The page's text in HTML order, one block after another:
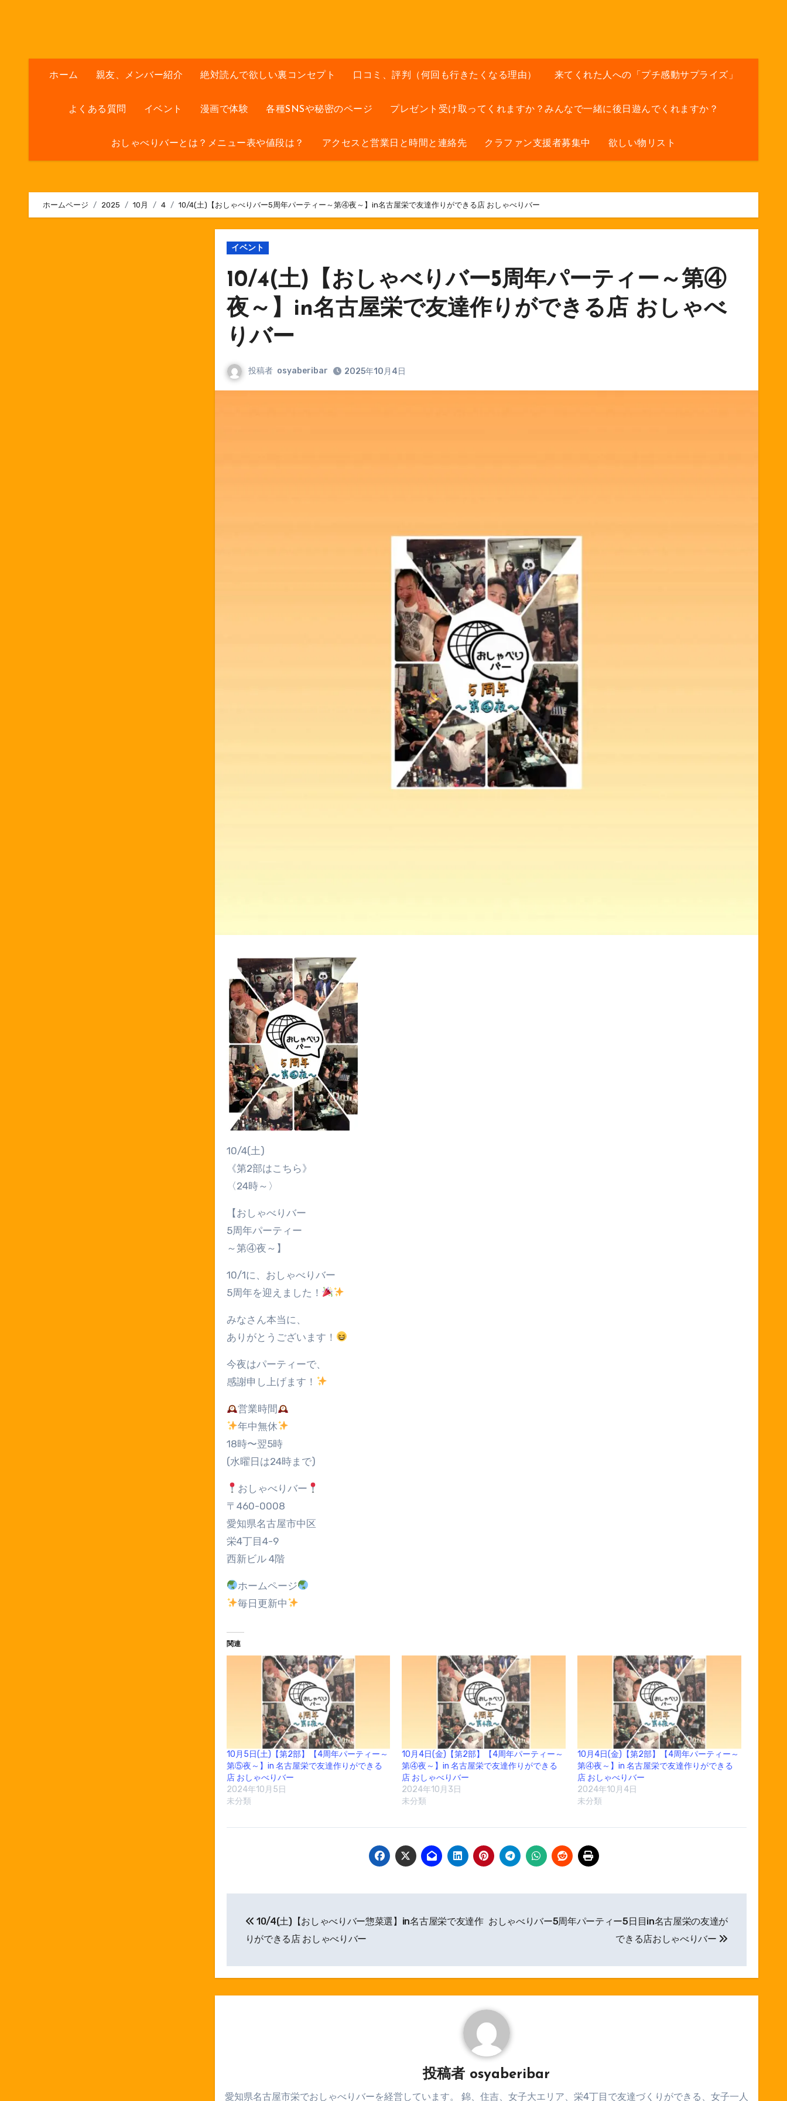
ホーム 親友、メンバー紹介 絶対読んで欲しい裏コンセプト 口コミ、評判（何回も行きたくなる理由） 来てくれた人への「プチ感動サプライズ」
よくある質問 イベント 漫画で体験 各種SNSや秘密のページ プレゼント受け取ってくれますか？みんなで一緒に後日遊んでくれますか？
おしゃべりバーとは？メニュー表や値段は？ アクセスと営業日と時間と連絡先 クラファン支援者募集中 欲しい物リスト
ホームページ 2025 10月 4 10/4(土)【おしゃべりバー5周年パーティー～第④夜～】in名古屋栄で友達作りができる店 おしゃべりバー
イベント
10/4(土)【おしゃべりバー5周年パーティー～第④
夜～】in名古屋栄で友達作りができる店 おしゃべ
りバー
投稿者 osyaberibar 2025年10月4日
10/4(土)
《第2部はこちら》
〈24時～〉
【おしゃべりバー
5周年パーティー
～第④夜～】
10/1に、おしゃべりバー
5周年を迎えました！
みなさん本当に、
ありがとうございます！
今夜はパーティーで、
感謝申し上げます！
営業時間
年中無休
18時〜翌5時
(水曜日は24時まで)
おしゃべりバー
〒460-0008
愛知県名古屋市中区
栄4丁目4-9
西新ビル 4階
ホームページ
毎日更新中
関連
10月5日(土)【第2部】【4周年パーティー～
第⑤夜～】in 名古屋栄で友達作りができる
店 おしゃべりバー
2024年10月5日
未分類
10月4日(金)【第2部】【4周年パーティー～
第④夜～】in 名古屋栄で友達作りができる
店 おしゃべりバー
2024年10月3日
未分類
10月4日(金)【第2部】【4周年パーティー～
第④夜～】in 名古屋栄で友達作りができる
店 おしゃべりバー
2024年10月4日
未分類
ビ
ゲ
ン
10/4(土)【おしゃべりバー惣菜選】in名古屋栄で友達作
りができる店 おしゃべりバー
おしゃべりバー5周年パーティー5日目in名古屋栄の友達が
できる店おしゃべりバー
投稿者 osyaberibar
愛知県名古屋市栄でおしゃべりバーを経営しています。 錦、住吉、女子大エリア、栄4丁目で友達づくりができる、女子一人